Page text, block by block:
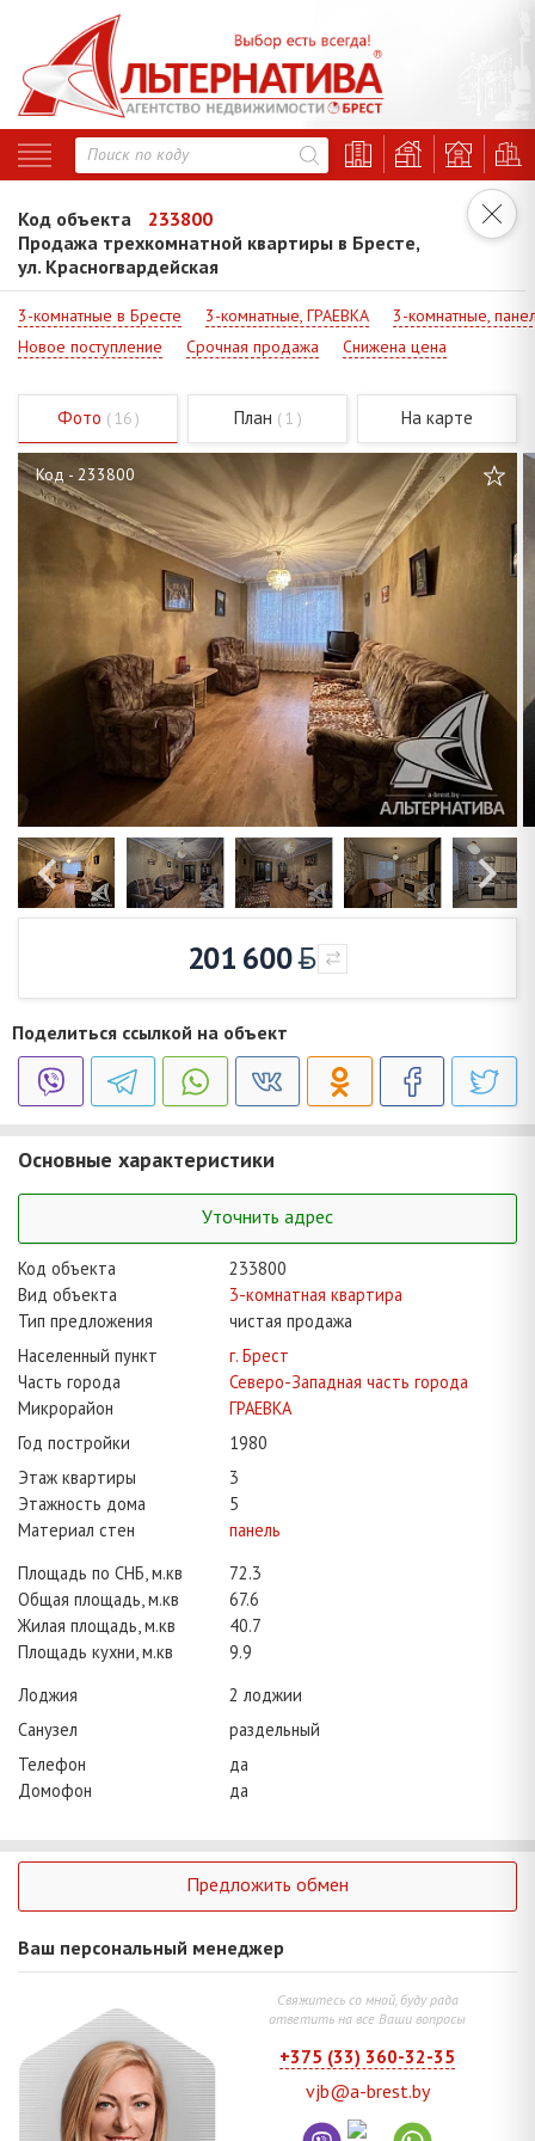
Код объекта
233800
Продажа трехкомнатной квартиры в Бресте,
ул. Красногвардейская
3-комнатные в Бресте 3-комнатные, ГРАЕВКА
3-комнатные,
Новое поступление
Срочная продажа Снижена цена
Фото ( 16 ) План ( 1 ) На карте
Код - 233800
201 600
Поделиться ссылкой на объект
Основные характеристики
Уточнить адрес
Код объекта
233800
Вид объекта
3-комнатная квартира
Тип предложения
чистая продажа
Населенный пункт
г. Брест
Часть города
Северо-Западная часть города
Микрорайон
ГРАЕВКА
Год постройки
1980
Этаж квартиры
3
Этажность дома
5
Материал стен
панель
Площадь по СНБ, м.кв
72.3
Общая площадь, м.кв
67.6
Жилая площадь, м.кв
40.7
Площадь кухни, м.кв
9.9
Лоджия
2 лоджии
Санузел
раздельный
Телефон
да
Домофон
да
Предложить обмен
Ваш персональный менеджер
Свяжитесь со мной, буду рада
ответить на все Ваши вопросы
+375 (33) 360-32-35
vjb@a-brest.by